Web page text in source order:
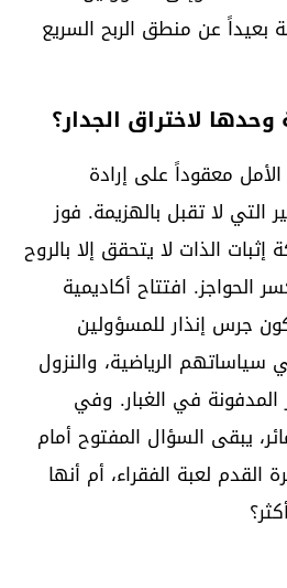
بعيداً عن منطق الربح السريع
لاختراق الجدار؟
معقوداً على إرادة
التي لا تقبل بالهزيمة. فوز
الذات لا يتحقق إلا بالروح
الحواجز. افتتاح أكاديمية
جرس إنذار للمسؤولين
سياساتهم الرياضية، والنزول
المدفونة في الغبار. وفي
يبقى السؤال المفتوح أمام
لعبة الفقراء، أم أنها